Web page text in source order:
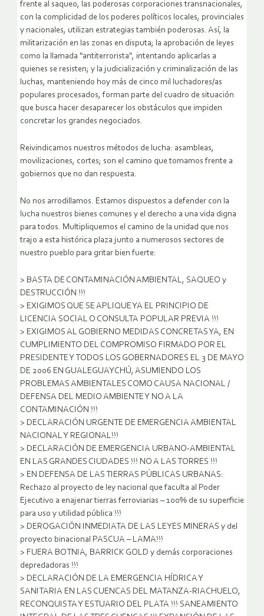
frente al saqueo, las poderosas corporaciones transnacionales,
con la complicidad de los poderes políticos locales, provinciales
y nacionales, utilizan estrategias también poderosas. Así, la
militarización en las zonas en disputa; la aprobación de leyes
como la llamada "antiterrorista", intentando aplicarlas a
quienes se resisten; y la judicialización y criminalización de las
luchas, manteniendo hoy más de cinco mil luchadores/as
populares procesados, forman parte del cuadro de situación
que busca hacer desaparecer los obstáculos que impiden
concretar los grandes negociados.
Reivindicamos nuestros métodos de lucha: asambleas,
movilizaciones, cortes; son el camino que tomamos frente a
gobiernos que no dan respuesta.
No nos arrodillamos. Estamos dispuestos a defender con la
lucha nuestros bienes comunes y el derecho a una vida digna
para todos. Multipliquemos el camino de la unidad que nos
trajo a esta histórica plaza junto a numerosos sectores de
nuestro pueblo para gritar bien fuerte:
> BASTA DE CONTAMINACIÓN AMBIENTAL, SAQUEO y
DESTRUCCIÓN !!!
> EXIGIMOS QUE SE APLIQUE YA EL PRINCIPIO DE
LICENCIA SOCIAL O CONSULTA POPULAR PREVIA !!!
> EXIGIMOS AL GOBIERNO MEDIDAS CONCRETAS YA, EN
CUMPLIMIENTO DEL COMPROMISO FIRMADO POR EL
PRESIDENTE Y TODOS LOS GOBERNADORES EL 3 DE MAYO
DE 2006 EN GUALEGUAYCHÚ, ASUMIENDO LOS
PROBLEMAS AMBIENTALES COMO CAUSA NACIONAL /
DEFENSA DEL MEDIO AMBIENTE Y NO A LA
CONTAMINACIÓN !!!
> DECLARACIÓN URGENTE DE EMERGENCIA AMBIENTAL
NACIONAL Y REGIONAL!!!
> DECLARACIÓN DE EMERGENCIA URBANO-AMBIENTAL
EN LAS GRANDES CIUDADES !!! NO A LAS TORRES !!!
> EN DEFENSA DE LAS TIERRAS PÚBLICAS URBANAS:
Rechazo al proyecto de ley nacional que faculta al Poder
Ejecutivo a enajenar tierras ferroviarias – 100% de su superficie
para uso y utilidad pública !!!
> DEROGACIÓN INMEDIATA DE LAS LEYES MINERAS y del
proyecto binacional PASCUA – LAMA!!!
> FUERA BOTNIA, BARRICK GOLD y demás corporaciones
depredadoras !!!
> DECLARACIÓN DE LA EMERGENCIA HÍDRICA Y
SANITARIA EN LAS CUENCAS DEL MATANZA-RIACHUELO,
RECONQUISTA Y ESTUARIO DEL PLATA !!! SANEAMIENTO